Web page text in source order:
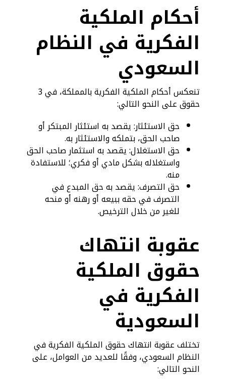
أحكام الملكية
الفكرية في النظام
السعودي
تنعكس أحكام الملكية الفكرية بالمملكة، في 3
حقوق على النحو التالي:
حق الاستئثار: يقصد به استئثار المبتكر أو
صاحب الحق، بتملكه والاستئثار به.
حق الاستغلال: يقصد به استثمار صاحب الحق
واستغلاله بشكل مادي أو فكري؛ للاستفادة
منه.
حق التصرف: يقصد به حق المبدع في
التصرف في حقه ببيعه أو رهنه أو منحه
للغير من خلال الترخيص.
عقوبة انتهاك
حقوق الملكية
الفكرية في
السعودية
تختلف عقوبة انتهاك حقوق الملكية الفكرية في
النظام السعودي، وفقًا للعديد من العوامل، على
النحو التالي: